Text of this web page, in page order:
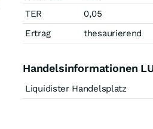
TER
0,05
Ertrag
thesaurierend
Handelsinformationen
Liquidister Handelsplatz